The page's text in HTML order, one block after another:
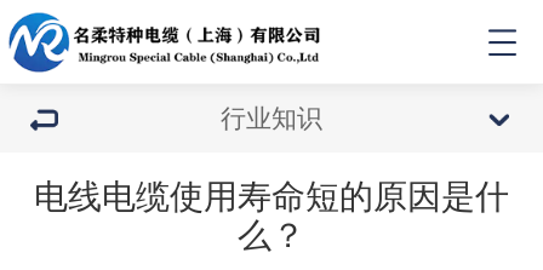
行业知识
电线电缆使用寿命短的原因是什
么？